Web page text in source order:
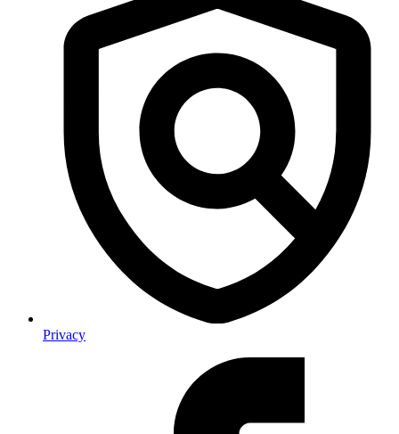
Privacy